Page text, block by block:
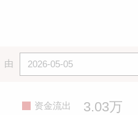
由
资金流出 3.03万